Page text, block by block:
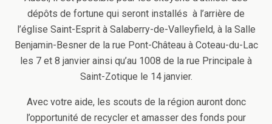
dépôts de fortune qui seront installés à l’arrière de
l’église Saint-Esprit à Salaberry-de-Valleyfield, à la Salle
Benjamin-Besner de la rue Pont-Château à Coteau-du-Lac
les 7 et 8 janvier ainsi qu’au 1008 de la rue Principale à
Saint-Zotique le 14 janvier.
Avec votre aide, les scouts de la région auront donc
l’opportunité de recycler et amasser des fonds pour